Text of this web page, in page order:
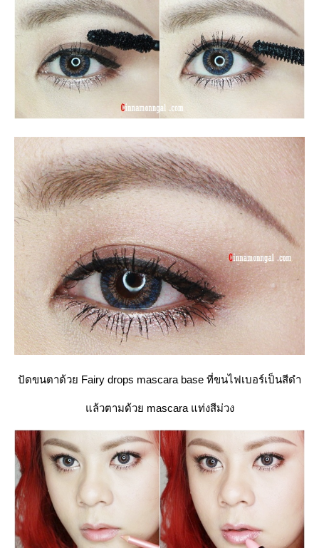
ปัดขนตาด้วย Fairy drops mascara base ที่ขนไฟเบอร์เป็นสีดำ
ล้วตามด้วย mascara แท่งสีม่วง